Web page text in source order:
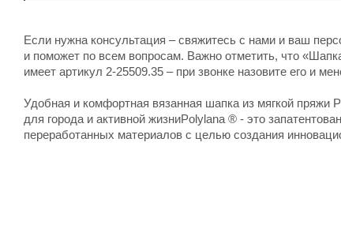
Если нужна консультация – свяжитесь с нами и ваш
и поможет по всем вопросам. Важно отметить, что
имеет артикул 2-25509.35 – при звонке назовите его и
Удобная и комфортная вязанная шапка из мягкой пряжи
для города и активной жизниPolylana ® - это
переработанных материалов с целью создания